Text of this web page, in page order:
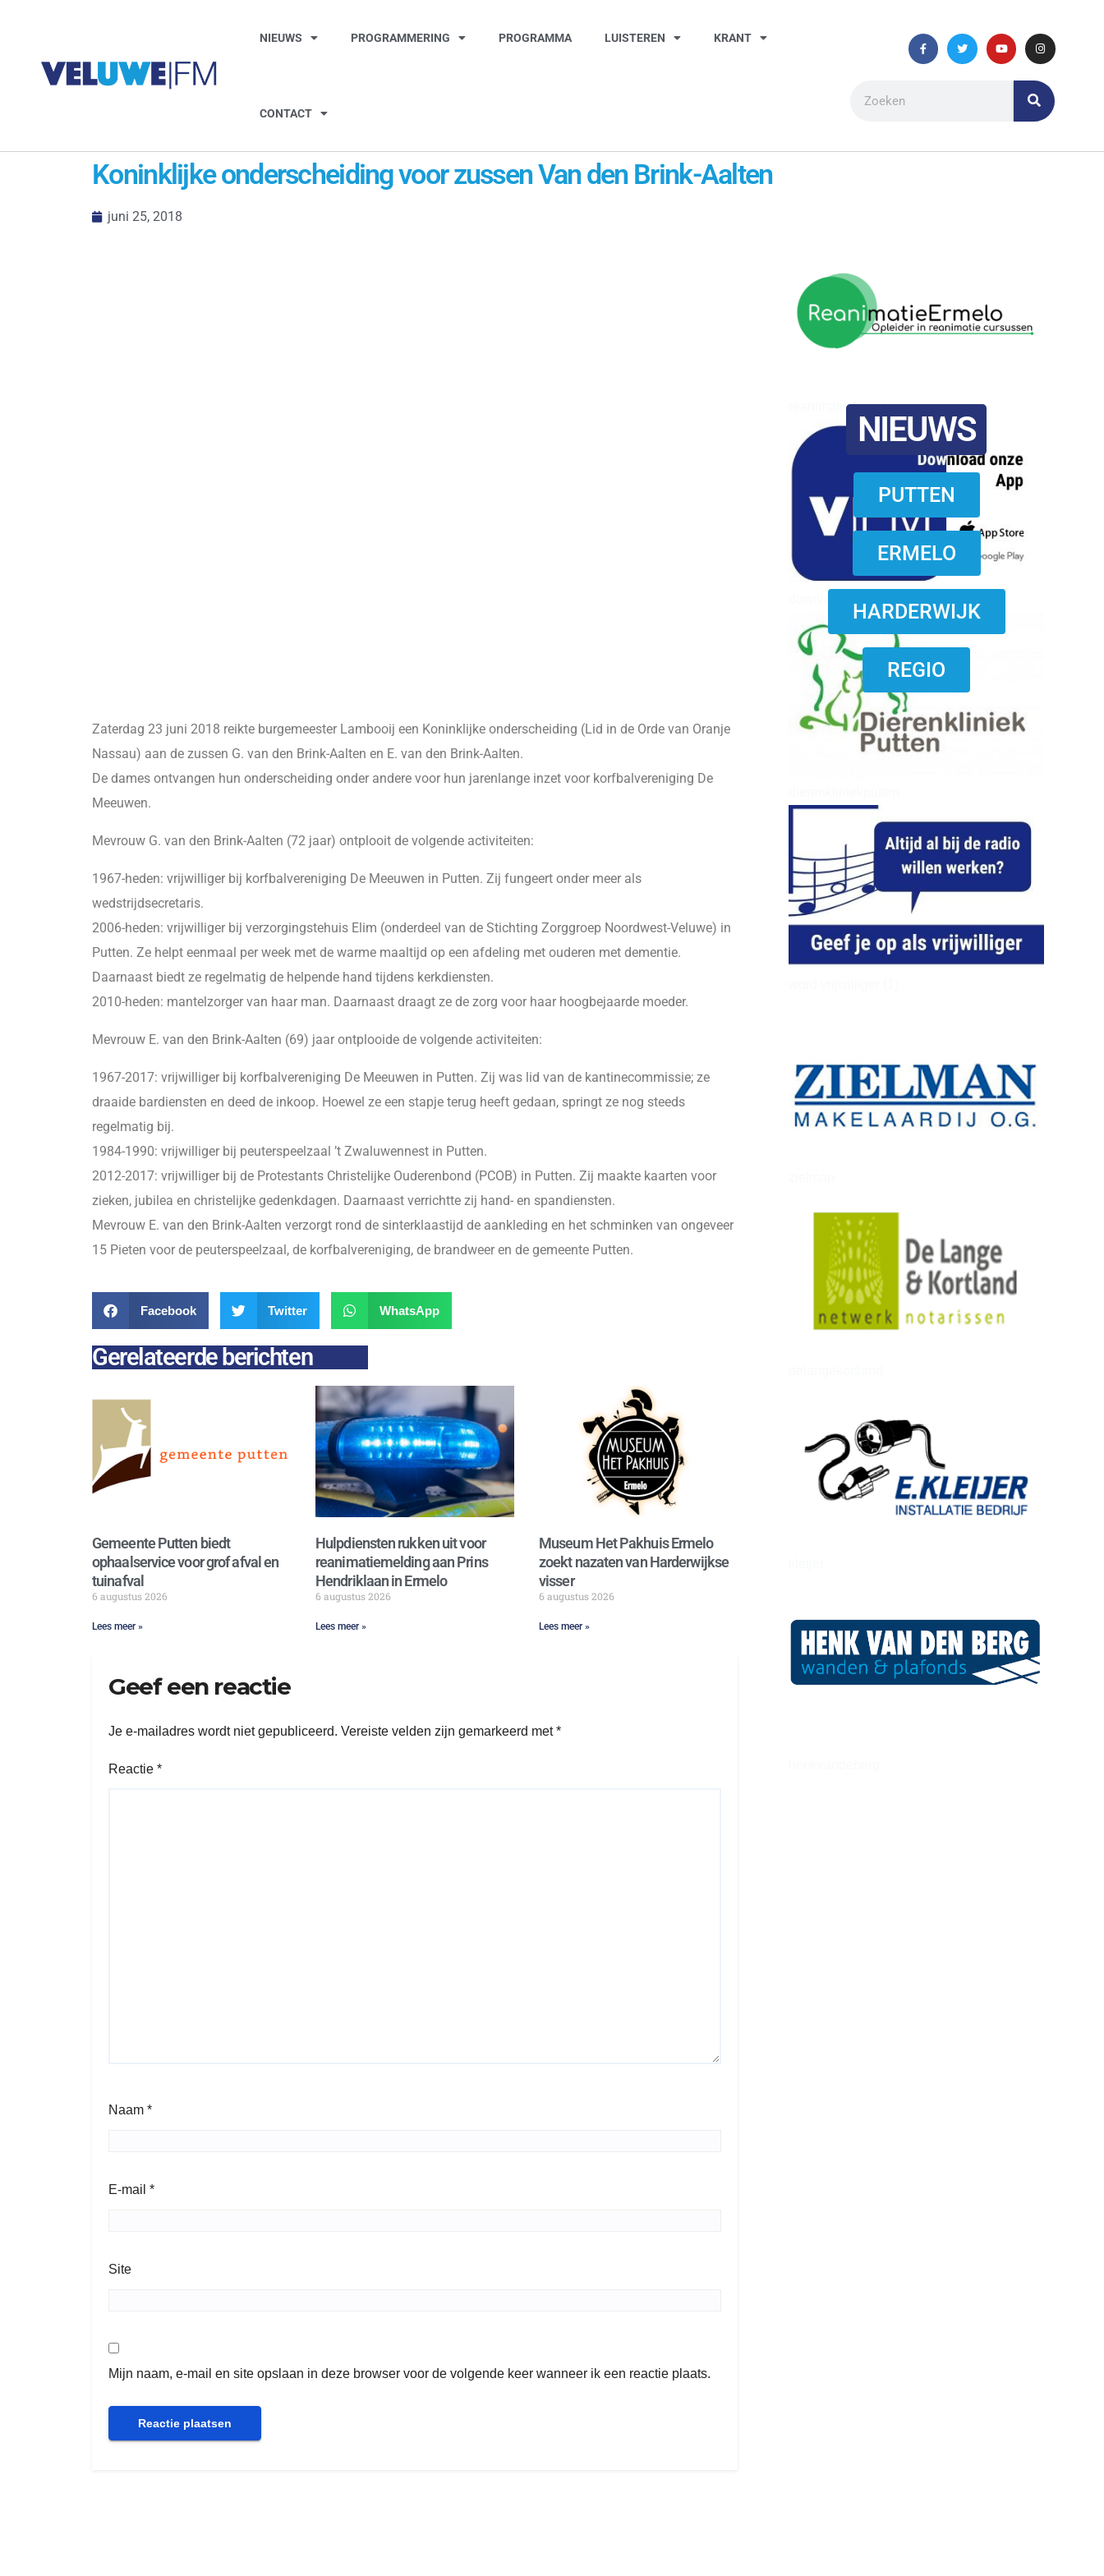
NIEUWS PROGRAMMERING PROGRAMMA LUISTEREN KRANT
CONTACT
Koninklijke onderscheiding voor zussen Van den Brink-Aalten
juni 25, 2018
reanimatie ermelo
NIEUWS
PUTTEN
ERMELO
HARDERWIJK
REGIO
Zaterdag 23 juni 2018 reikte burgemeester Lambooij een Koninklijke onderscheiding (Lid in de Orde van Oranje
Nassau) aan de zussen G. van den Brink-Aalten en E. van den Brink-Aalten.
De dames ontvangen hun onderscheiding onder andere voor hun jarenlange inzet voor korfbalvereniging De
Meeuwen.
Mevrouw G. van den Brink-Aalten (72 jaar) ontplooit de volgende activiteiten:
1967-heden: vrijwilliger bij korfbalvereniging De Meeuwen in Putten. Zij fungeert onder meer als
wedstrijdsecretaris.
2006-heden: vrijwilliger bij verzorgingstehuis Elim (onderdeel van de Stichting Zorggroep Noordwest-Veluwe) in
Putten. Ze helpt eenmaal per week met de warme maaltijd op een afdeling met ouderen met dementie.
Daarnaast biedt ze regelmatig de helpende hand tijdens kerkdiensten.
2010-heden: mantelzorger van haar man. Daarnaast draagt ze de zorg voor haar hoogbejaarde moeder.
Mevrouw E. van den Brink-Aalten (69) jaar ontplooide de volgende activiteiten:
1967-2017: vrijwilliger bij korfbalvereniging De Meeuwen in Putten. Zij was lid van de kantinecommissie; ze
draaide bardiensten en deed de inkoop. Hoewel ze een stapje terug heeft gedaan, springt ze nog steeds
regelmatig bij.
1984-1990: vrijwilliger bij peuterspeelzaal ’t Zwaluwennest in Putten.
2012-2017: vrijwilliger bij de Protestants Christelijke Ouderenbond (PCOB) in Putten. Zij maakte kaarten voor
zieken, jubilea en christelijke gedenkdagen. Daarnaast verrichtte zij hand- en spandiensten.
Mevrouw E. van den Brink-Aalten verzorgt rond de sinterklaastijd de aankleding en het schminken van ongeveer
15 Pieten voor de peuterspeelzaal, de korfbalvereniging, de brandweer en de gemeente Putten.
Facebook Twitter WhatsApp
Gerelateerde berichten
Gemeente Putten biedt
ophaalservice voor grof afval en
tuinafval
6 augustus 2026
Lees meer »
Hulpdiensten rukken uit voor
reanimatiemelding aan Prins
Hendriklaan in Ermelo
6 augustus 2026
Lees meer »
Museum Het Pakhuis Ermelo
zoekt nazaten van Harderwijkse
visser
6 augustus 2026
Lees meer »
Geef een reactie
Je e-mailadres wordt niet gepubliceerd. Vereiste velden zijn gemarkeerd met*
Reactie *
Naam *
E-mail *
Site
Mijn naam, e-mail en site opslaan in deze browser voor de volgende keer wanneer ik een reactie plaats.